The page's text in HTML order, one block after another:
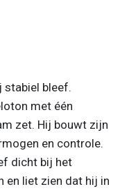
stabiel bleef.
met één
zet. Hij bouwt zijn
en controle.
dicht bij het
en liet zien dat hij in